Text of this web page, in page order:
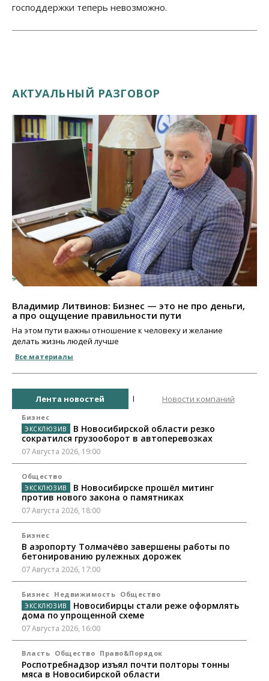
господдержки теперь невозможно.
АКТУАЛЬНЫЙ РАЗГОВОР
Владимир Литвинов: Бизнес — это не про деньги,
а про ощущение правильности пути
На этом пути важны отношение к человеку и желание
делать жизнь людей лучше
Все материалы
Лента новостей Новости компаний
Бизнес
В Новосибирской области резко
сократился грузооборот в автоперевозках
07 Августа 2026, 19:00
Общество
В Новосибирске прошёл митинг
против нового закона о памятниках
07 Августа 2026, 18:00
Бизнес
В аэропорту Толмачёво завершены работы по
бетонированию рулежных дорожек
07 Августа 2026, 17:00
Бизнес Недвижимость Общество
Новосибирцы стали реже оформлять
дома по упрощенной схеме
07 Августа 2026, 16:00
Власть Общество Право&Порядок
Роспотребнадзор изъял почти полторы тонны
мяса в Новосибирской области